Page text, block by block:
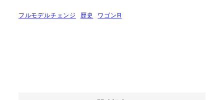
フルモデルチェンジ 歴史 ワゴンR